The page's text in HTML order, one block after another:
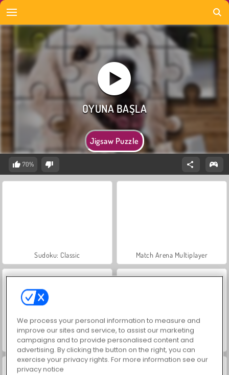
Jigsaw Puzzle
70%
Sudoku: Classic Match Arena Multiplayer
Let's Fish! Yapboz Ustaları
We process your personal information to measure and
improve our sites and service, to assist our marketing
campaigns and to provide personalised content and
advertising. By clicking the button on the right, you can
exercise your privacy rights. For more information see our
privacy notice